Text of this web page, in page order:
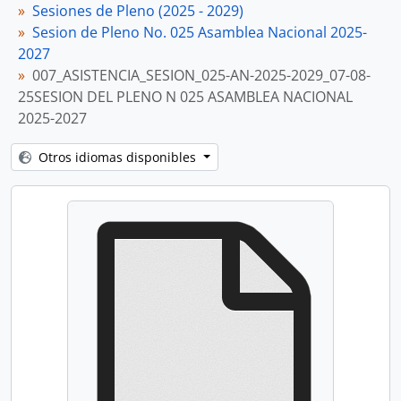
Sesiones de Pleno (2025 - 2029)
Sesion de Pleno No. 025 Asamblea Nacional 2025-
2027
007_ASISTENCIA_SESION_025-AN-2025-2029_07-08-
25SESION DEL PLENO N 025 ASAMBLEA NACIONAL
2025-2027
Otros idiomas disponibles